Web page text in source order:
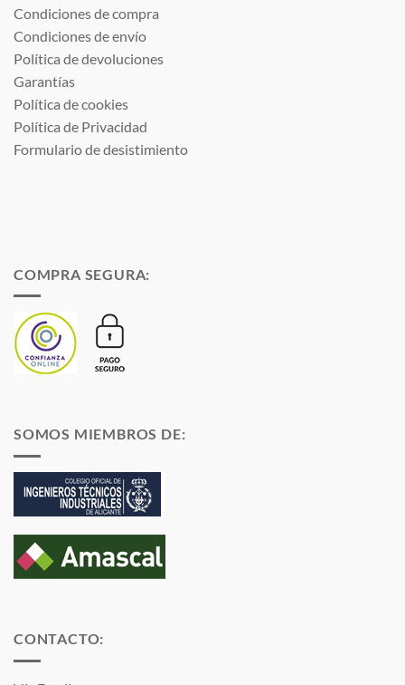
Condiciones de compra
Condiciones de envío
Política de devoluciones
Garantías
Política de cookies
Política de Privacidad
Formulario de desistimiento
COMPRA SEGURA:
SOMOS MIEMBROS DE:
CONTACTO: